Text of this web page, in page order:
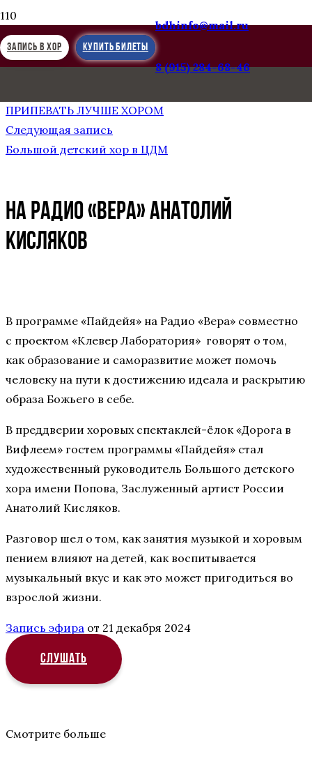
ЗАПИСЬ В ХОР КУПИТЬ БИЛЕТЫ
bdhinfo@mail.ru
8 (915) 284-68-46
Предыдущая запись
ПРИПЕВАТЬ ЛУЧШЕ ХОРОМ
Следующая запись
Большой детский хор в ЦДМ
НА РАДИО «ВЕРА» Анатолий
Кисляков
В программе «Пайдейя» на Радио «Вера» совместно
с проектом «Клевер Лаборатория» говорят о том,
как образование и саморазвитие может помочь
человеку на пути к достижению идеала и раскрытию
образа Божьего в себе.
В преддверии хоровых спектаклей-ёлок «Дорога в
Вифлеем» гостем программы «Пайдейя» стал
художественный руководитель Большого детского
хора имени Попова, Заслуженный артист России
Анатолий Кисляков.
Разговор шел о том, как занятия музыкой и хоровым
пением влияют на детей, как воспитывается
музыкальный вкус и как это может пригодиться во
взрослой жизни.
Запись эфира от 21 декабря 2024
СЛУШАТЬ
Смотрите больше